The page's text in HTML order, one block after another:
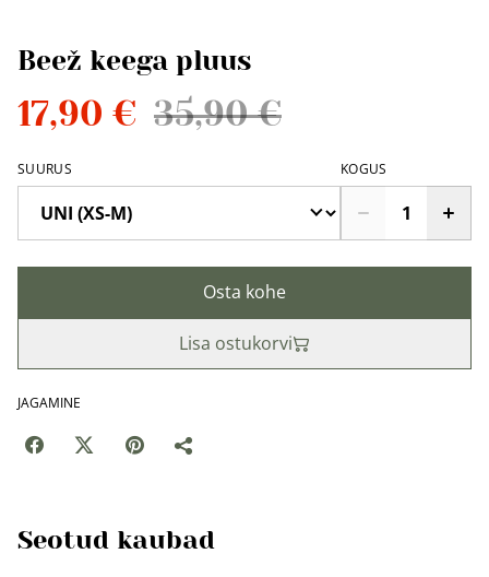
Beež keega pluus
17,90 € 35,90 €
SUURUS KOGUS
Osta kohe
Lisa ostukorvi
JAGAMINE
Seotud kaubad